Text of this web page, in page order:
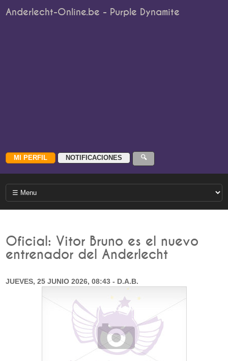
Anderlecht-Online.be - Purple Dynamite
Oficial: Vitor Bruno es el nuevo
entrenador del Anderlecht
JUEVES, 25 JUNIO 2026, 08:43 - D.A.B.